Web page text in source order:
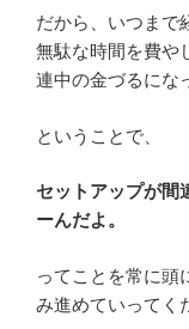
だから、いつまで
無駄な時間を費や
連中の金づるにな
ということで、
セットアップが間
ーんだよ。
ってことを常に頭
み進めていってく